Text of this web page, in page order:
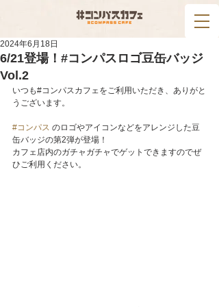
6/21登場！#コンパスロゴ豆缶バッジ
Vol.2
2024年6月18日
いつも#コンパスカフェをご利用いただき、ありがと
うございます。
#コンパス のロゴやアイコンなどをアレンジした豆
缶バッジの第2弾が登場！
カフェ店内のガチャガチャでゲットできますのでぜ
ひご利用ください。